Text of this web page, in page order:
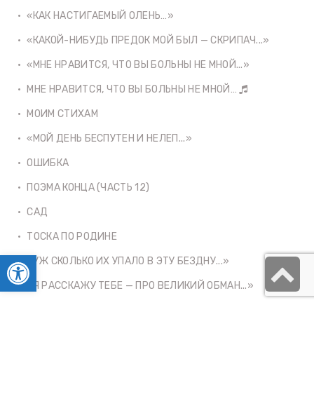
Открыть панель инструментов
«КАК НАСТИГАЕМЫЙ ОЛЕНЬ…»
«КАКОЙ-НИБУДЬ ПРЕДОК МОЙ БЫЛ — СКРИПАЧ...»
«МНЕ НРАВИТСЯ, ЧТО ВЫ БОЛЬНЫ НЕ МНОЙ...»
МНЕ НРАВИТСЯ, ЧТО ВЫ БОЛЬНЫ НЕ МНОЙ…
МОИМ СТИХАМ
«МОЙ ДЕНЬ БЕСПУТЕН И НЕЛЕП...»
ОШИБКА
ПОЭМА КОНЦА (ЧАСТЬ 12)
САД
ТОСКА ПО РОДИНЕ
«УЖ СКОЛЬКО ИХ УПАЛО В ЭТУ БЕЗДНУ...»
«Я РАССКАЖУ ТЕБЕ — ПРО ВЕЛИКИЙ ОБМАН...»